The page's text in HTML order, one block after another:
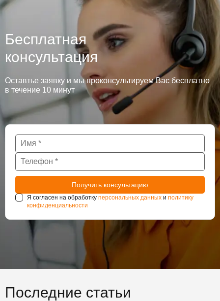
Бесплатная
консультация
Оставтье заявку и мы проконсультируем Вас бесплатно
в течение 10 минут
Я согласен на обработку персональных данных и политику
конфиденциальности
Последние статьи